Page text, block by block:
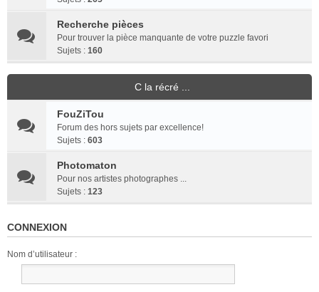
Recherche pièces
Pour trouver la pièce manquante de votre puzzle favori
Sujets : 160
C la récré ...
FouZiTou
Forum des hors sujets par excellence!
Sujets : 603
Photomaton
Pour nos artistes photographes ...
Sujets : 123
CONNEXION
Nom d’utilisateur :